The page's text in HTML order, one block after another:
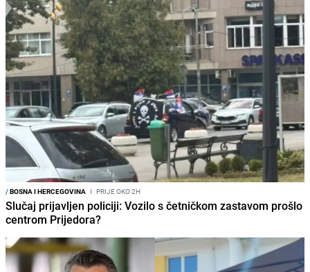
/BOSNA I HERCEGOVINA I PRIJE OKO 2H
Slučaj prijavljen policiji: Vozilo s četničkom zastavom prošlo
centrom Prijedora?